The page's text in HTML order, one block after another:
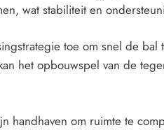
wat stabiliteit en
toe om snel de
het opbouwspel van de
handhaven om ruimte te